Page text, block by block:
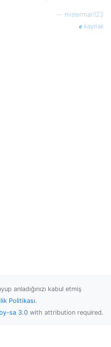
misterman123
kaynak
anladığınızı kabul etmiş
Politikası.
sa 3.0 with attribution required.